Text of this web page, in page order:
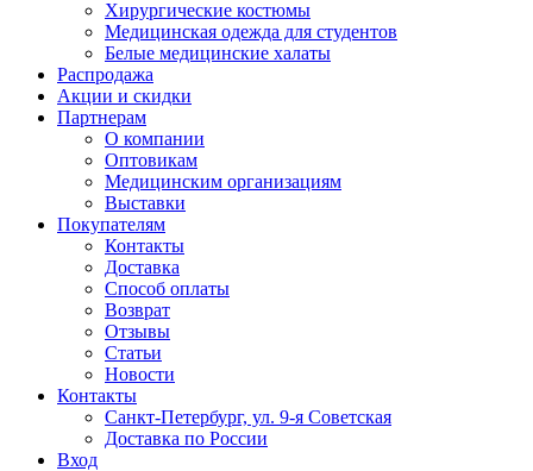
Хирургические костюмы
Медицинская одежда для студентов
Белые медицинские халаты
Распродажа
Акции и скидки
Партнерам
О компании
Оптовикам
Медицинским организациям
Выставки
Покупателям
Контакты
Доставка
Способ оплаты
Возврат
Отзывы
Статьи
Новости
Контакты
Санкт-Петербург, ул. 9-я Советская
Доставка по России
Вход